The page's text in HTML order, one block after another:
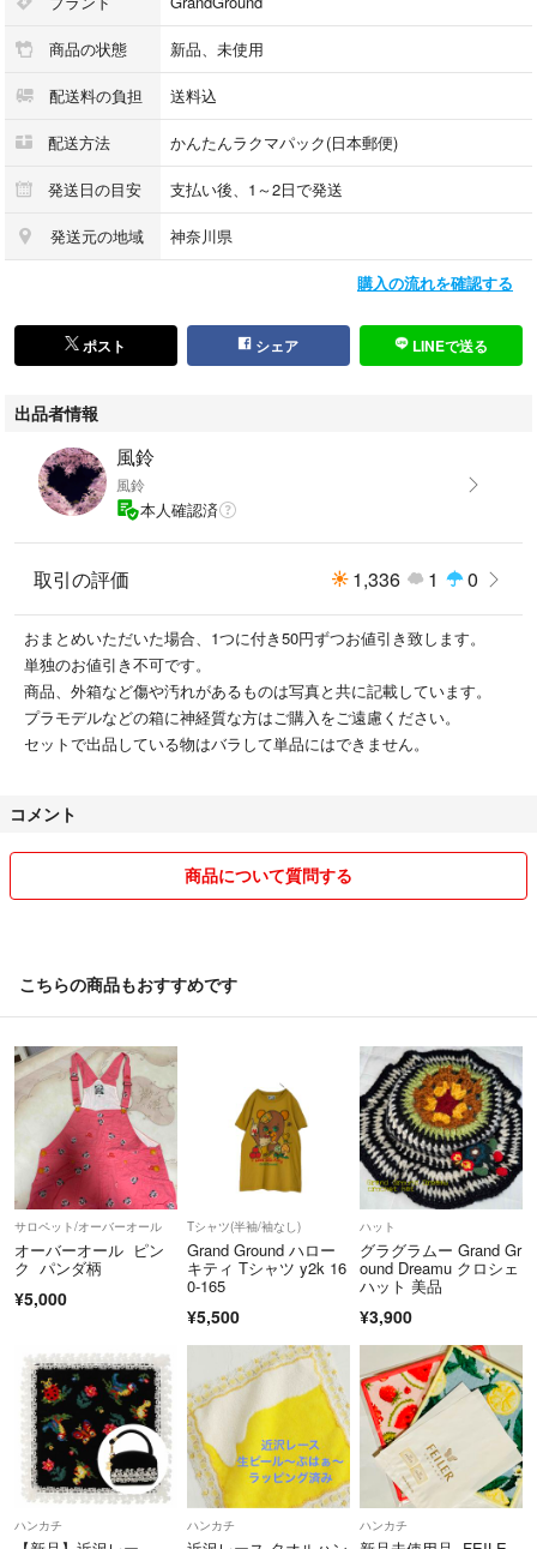
商品の状態 新品、未使用
配送料の負担 送料込
配送方法 かんたんラクマパック(日本郵便)
発送日の目安 支払い後、1～2日で発送
発送元の地域 神奈川県
購入の流れを確認する
ポスト シェア LINEで送る
出品者情報
風鈴
風鈴
本人確認済
取引の評価 1,336 1 0
おまとめいただいた場合、1つに付き50円ずつお値引き致します。
単独のお値引き不可です。
商品、外箱など傷や汚れがあるものは写真と共に記載しています。
プラモデルなどの箱に神経質な方はご購入をご遠慮ください。
セットで出品している物はバラして単品にはできません。
コメント
商品について質問する
こちらの商品もおすすめです
サロペット/オーバーオール
オーバーオール ピン
ク パンダ柄
¥5,000
Tシャツ(半袖/袖なし)
Grand Ground ハロー
キティ Tシャツ y2k 16
0-165
¥5,500
ハット
グラグラムー Grand Gr
ound Dreamu クロシェ
ハット 美品
¥3,900
ハンカチ ハンカチ ハンカチ